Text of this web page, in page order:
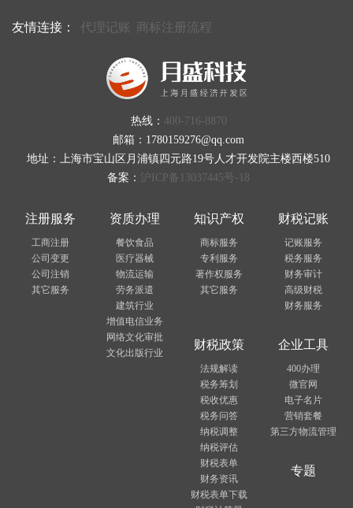
友情连接： 代理记账 商标注册流程
热线： 400-716-8870
邮箱：1780159276@qq.com
地址：上海市宝山区月浦镇四元路19号人才开发院主楼西楼510
备案： 沪ICP备13037445号-18
注册服务
工商注册
公司变更
公司注销
其它服务
资质办理
餐饮食品
医疗器械
物流运输
劳务派遣
建筑行业
增值电信业务
网络文化审批
文化出版行业
知识产权
商标服务
专利服务
著作权服务
其它服务
财税记账
记账服务
税务服务
财务审计
高级财税
财务服务
财税政策
法规解读
税务筹划
税收优惠
税务问答
纳税调整
纳税评估
财税表单
财务资讯
财税表单下载
企业工具
400办理
微官网
电子名片
营销套餐
第三方物流管理
专题